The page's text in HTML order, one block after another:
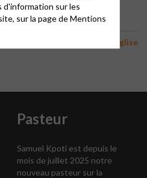
Vie de l'Eglise
Pasteur
Samuel Kpoti est depuis le
mois de juillet 2025 notre
nouveau pasteur sur la
d'information sur les
sur la page deMentions